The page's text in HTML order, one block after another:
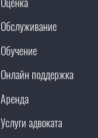
Обслуживание
Обучение
Онлайн поддержка
Аренда
Услуги адвоката